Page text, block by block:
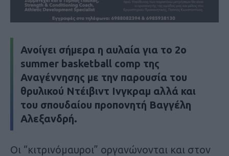
Ανοίγει σήμερα η αυλαία για το 2ο
summer basketball comp της
Αναγέννησης με την παρουσία του
θρυλικού Ντέιβιντ Ινγκραμ αλλά και
του σπουδαίου προπονητή Βαγγέλη
Αλεξανδρή.
Οι “κιτρινόμαυροι” οργανώνονται και στον